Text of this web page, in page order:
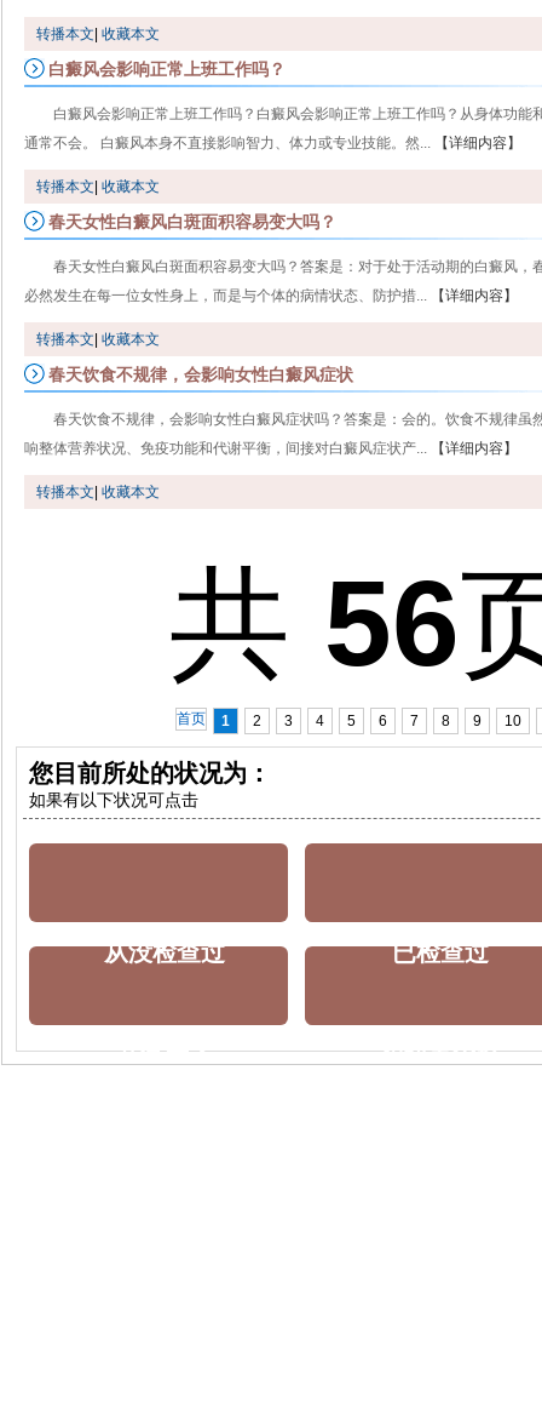
转播本文 收藏本文
白癜风会影响正常上班工作吗？
白癜风会影响正常上班工作吗？白癜风会影响正常上班工作吗？从身体功
通常不会。 白癜风本身不直接影响智力、体力或专业技能。然...
【详细内容】
转播本文 收藏本文
春天女性白癜风白斑面积容易变大吗？
春天女性白癜风白斑面积容易变大吗？答案是：对于处于活动期的白癜风，
必然发生在每一位女性身上，而是与个体的病情状态、防护措...
【详细内容】
转播本文 收藏本文
春天饮食不规律，会影响女性白癜风症状
春天饮食不规律，会影响女性白癜风症状吗？答案是：会的。饮食不规律虽
响整体营养状况、免疫功能和代谢平衡，间接对白癜风症状产...
【详细内容】
转播本文 收藏本文
共 56
首页 1 2 3 4 5 6 7 8 9 10
您目前所处的状况为：
如果有以下状况可点击
从没检查过 已检查过
又复发了 想快点治好